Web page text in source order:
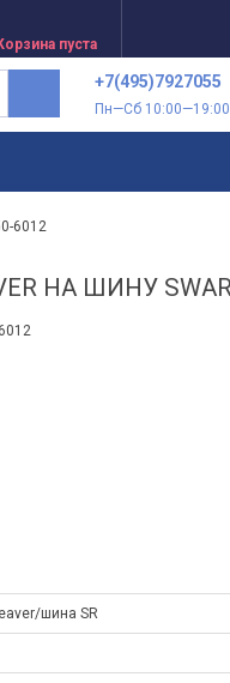
пуста
+7(495)7927055
Пн—Сб 10:00—19:00
6012
НА ШИНУ
шина SR